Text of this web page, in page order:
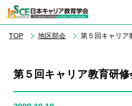
TOP 地区部会 第５回キャリア
第５回キャリア教育研修